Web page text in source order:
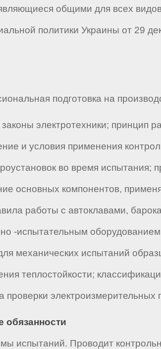
общими для всех
политики Украины от 29
подготовка на
электротехники; принцип
и условия применения
во время испытания;
основных компонентов,
работы с автоклавами,
-испытательным
механических испытаний
теплостойкости;
проверки электроизмерительных
обязанности
испытаний. Проводит